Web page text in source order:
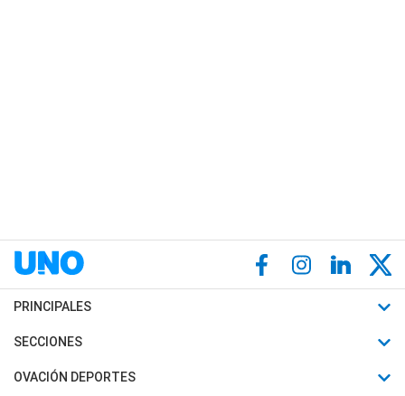
PRINCIPALES
Últimas Noticias
Política
SECCIONES
Horóscopo
OVACIÓN DEPORTES